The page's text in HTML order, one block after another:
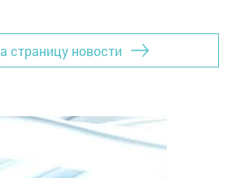
страницу новости